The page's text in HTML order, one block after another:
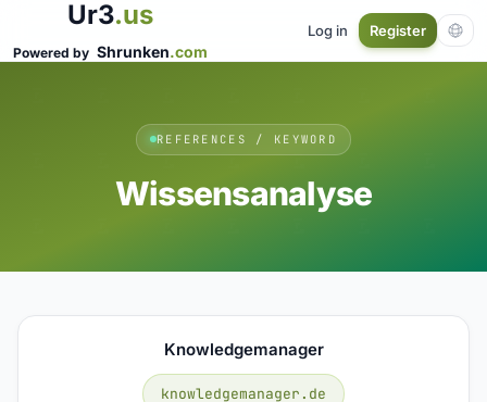
Ur3.us
Powered by Shrunken.com
Log in Register
REFERENCES / KEYWORD
Wissensanalyse
Knowledgemanager
knowledgemanager.de